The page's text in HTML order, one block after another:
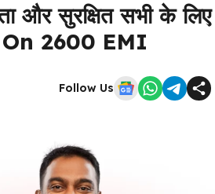
सुरक्षित सभी के लिए
2600 EMI
Follow Us